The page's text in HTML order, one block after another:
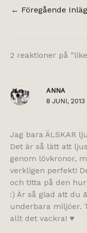
← Föregående
2 reaktioner på
ANNA
8 JUNI, 2013
Jag bara ÄLSKAR
Det är så lätt att
genom lövkronor,
verkligen perfekt!
och titta på den
:) Är så glad att du
underbara miljöer.
allt det vackra! ♥